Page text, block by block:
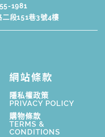
1981
二段151巷3號4樓
網站條款
隱私權政策
PRIVACY POLICY
購物條款
TERMS &
CONDITIONS